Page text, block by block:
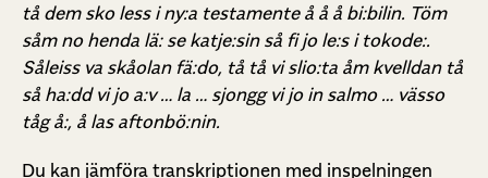
tå dem sko less i ny:a testamente å å å bi:bilin. Töm
såm no henda lä: se katje:sin så fi jo le:s i tokode:.
Såleiss va skåolan fä:do, tå tå vi slio:ta åm kvelldan tå
så ha:dd vi jo a:v … la … sjongg vi jo in salmo … vässo
tåg å:, å las aftonbö:nin.
Du kan jämföra transkriptionen med inspelningen